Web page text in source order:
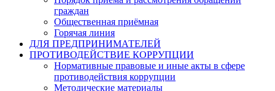
граждан
Общественная приёмная
Горячая линия
ДЛЯ ПРЕДПРИНИМАТЕЛЕЙ
ПРОТИВОДЕЙСТВИЕ КОРРУПЦИИ
Нормативные правовые и иные акты в сфере
противодействия коррупции
Методические материалы